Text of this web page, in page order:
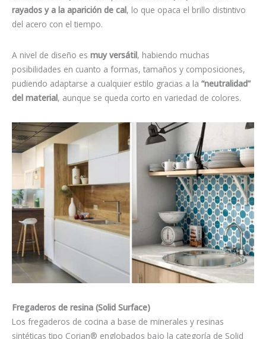
rayados y a la aparición de cal, lo que opaca el brillo distintivo
del acero con el tiempo.
A nivel de diseño es muy versátil, habiendo muchas
posibilidades en cuanto a formas, tamaños y composiciones,
pudiendo adaptarse a cualquier estilo gracias a la “neutralidad”
del material, aunque se queda corto en variedad de colores.
Fregaderos de resina (Solid Surface)
Los fregaderos de cocina a base de minerales y resinas
sintéticas tipo Corian® englobados bajo la categoría de Solid